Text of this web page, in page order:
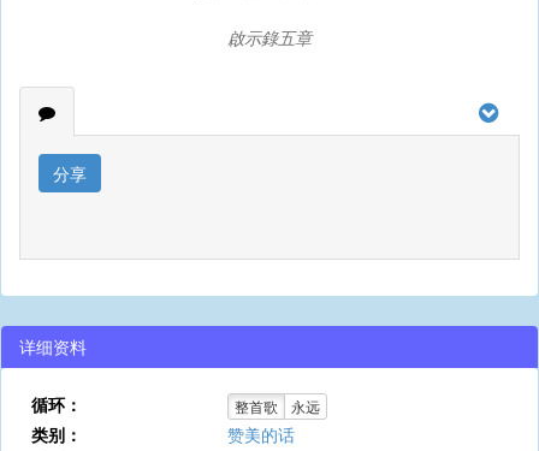
啟示錄五章
分享
详细资料
循环： 整首歌 永远
类别：
赞美的话